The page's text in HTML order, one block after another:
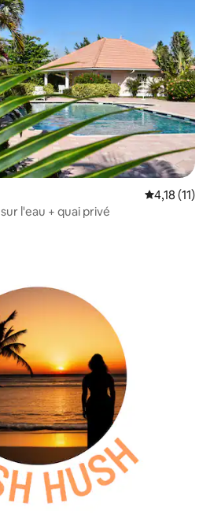
Évaluation
4,18 (11)
l'eau + quai privé